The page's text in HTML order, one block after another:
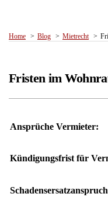
Home Blog Mietrecht
Fristen im
Ansprüche Vermieter:
Kündigungsfrist für